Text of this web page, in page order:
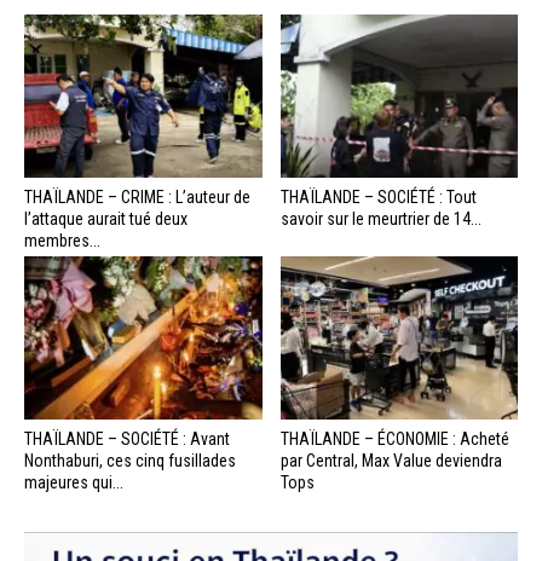
THAÏLANDE – CRIME : L’auteur de
l’attaque aurait tué deux
membres...
THAÏLANDE – SOCIÉTÉ : Tout
savoir sur le meurtrier de 14...
THAÏLANDE – SOCIÉTÉ : Avant
Nonthaburi, ces cinq fusillades
majeures qui...
THAÏLANDE – ÉCONOMIE : Acheté
par Central, Max Value deviendra
Tops